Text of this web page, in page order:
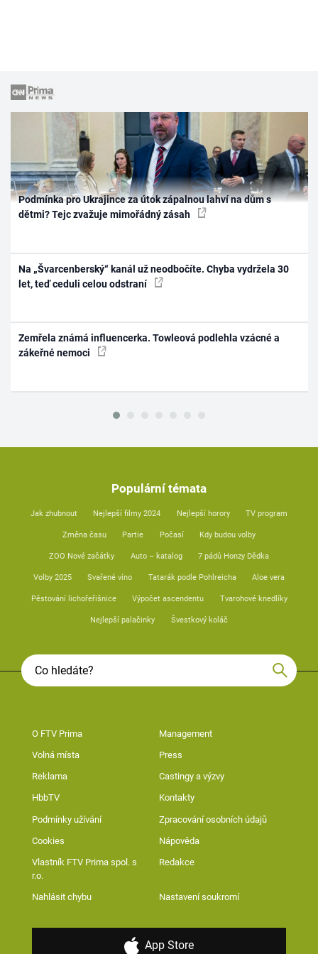
Podmínka pro Ukrajince za útok zápalnou lahví na dům s
dětmi? Tejc zvažuje mimořádný zásah
Na „Švarcenberský“ kanál už neodbočíte. Chyba vydržela 30
let, teď ceduli celou odstraní
Zemřela známá influencerka. Towleová podlehla vzácné a
zákeřné nemoci
Populární témata
Jak zhubnout Nejlepší filmy 2024 Nejlepší horory TV program
Změna času Partie Počasí Kdy budou volby
ZOO Nové začátky Auto – katalog 7 pádů Honzy Dědka
Volby 2025 Svařené víno Tatarák podle Pohlreicha Aloe vera
Pěstování lichořeřišnice Výpočet ascendentu Tvarohové knedlíky
Nejlepší palačinky Švestkový koláč
O FTV Prima Management
Volná místa Press
Reklama Castingy a výzvy
HbbTV Kontakty
Podmínky užívání Zpracování osobních údajů
Cookies Nápověda
Vlastník FTV Prima spol. s
r.o.
Redakce
Nahlásit chybu Nastavení soukromí
App Store